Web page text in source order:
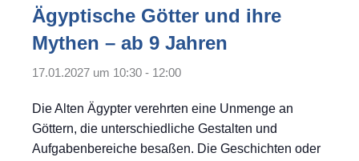
Ägyptische Götter und ihre
Mythen – ab 9 Jahren
17.01.2027 um 10:30 - 12:00
Die Alten Ägypter verehrten eine Unmenge an
Göttern, die unterschiedliche Gestalten und
Aufgabenbereiche besaßen. Die Geschichten oder